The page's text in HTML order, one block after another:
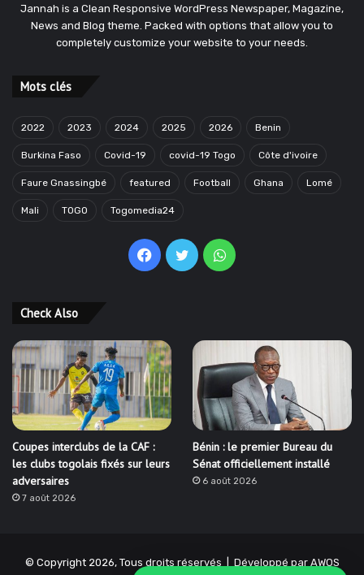
Jannah is a Clean Responsive WordPress Newspaper, Magazine,
News and Blog theme. Packed with options that allow you to
completely customize your website to your needs.
Mots clés
2022 2023 2024 2025 2026 Benin
Burkina Faso Covid-19 covid-19 Togo Côte d'ivoire
Faure Gnassingbé featured Football Ghana Lomé
Mali TOGO Togomedia24
Facebook
TwitterWhatsApp
Check Also
Coupes interclubs de la CAF :
les clubs togolais fixés sur leurs
adversaires
7 août 2026
Bénin : le premier Bureau du
Sénat officiellement installé
6 août 2026
© Copyright 2026, Tous droits réservés | Développé par AWOS